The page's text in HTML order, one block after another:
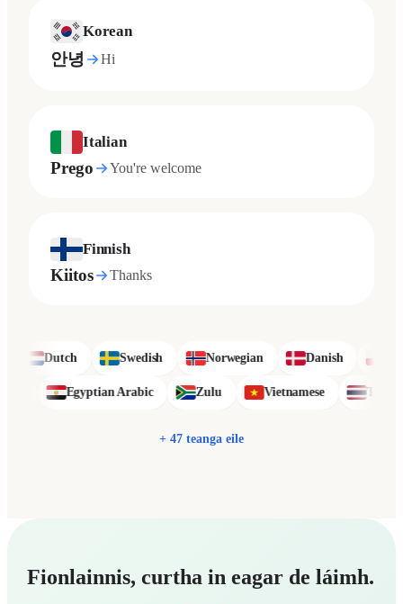
Korean
안녕 Hi
Italian
Prego You're welcome
Finnish
Kiitos Thanks
Dutch Swedish Norwegian Danish Polish
Sinhala Egyptian Arabic Zulu Vietnamese
+ 47 teanga eile
Fionlainnis, curtha in eagar de láimh.